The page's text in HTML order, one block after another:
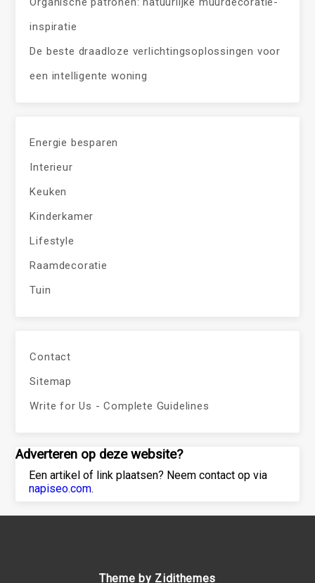
inspiratie
De beste draadloze verlichtingsoplossingen voor
een intelligente woning
Energie besparen
Interieur
Keuken
Kinderkamer
Lifestyle
Raamdecoratie
Tuin
Contact
Sitemap
Write for Us - Complete Guidelines
Adverteren op deze website?
Een artikel of link plaatsen? Neem contact op via
napiseo.com.
Theme by Zidithemes